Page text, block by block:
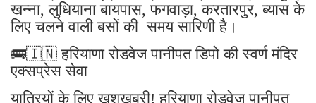
खन्ना, लुधियाना बायपास, फगवाड़ा, करतारपुर, ब्यास के
लिए चलने वाली बसों की समय सारिणी है।
🚌🇮🇳 हरियाणा रोडवेज पानीपत डिपो की स्वर्ण मंदिर
एक्सप्रेस सेवा
यात्रियों के लिए खुशखबरी! हरियाणा रोडवेज पानीपत